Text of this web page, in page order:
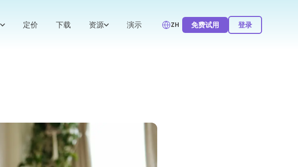
定价 下载 资源 演示 ZH 免费试用 登录